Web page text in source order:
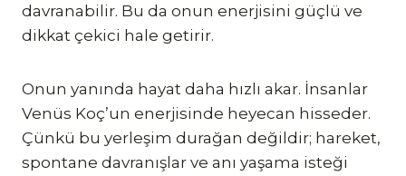
davranabilir. Bu da onun enerjisini güçlü ve
dikkat çekici hale getirir.
Onun yanında hayat daha hızlı akar. İnsanlar
Venüs Koç’un enerjisinde heyecan hisseder.
Çünkü bu yerleşim durağan değildir; hareket,
spontane davranışlar ve anı yaşama isteği